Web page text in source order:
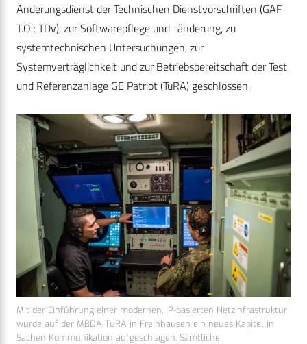
Änderungsdienst der Technischen Dienstvorschriften (GAF
T.O.; TDv), zur Softwarepflege und -änderung, zu
systemtechnischen Untersuchungen, zur
Systemverträglichkeit und zur Betriebsbereitschaft der Test
und Referenzanlage GE Patriot (TuRA) geschlossen.
Mit der Einführung einer modernen, IP-basierten Netzinfrastruktur
wurde auf der MBDA TuRA in Freinhausen ein neues Kapitel in
Sachen Kommunikation aufgeschlagen. Sämtliche